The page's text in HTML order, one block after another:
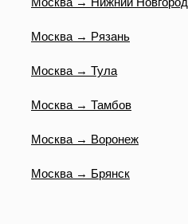
Москва → Рязань
Москва → Тула
Москва → Тамбов
Москва → Воронеж
Москва → Брянск